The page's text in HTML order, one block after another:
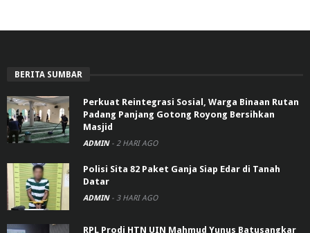
BERITA SUMBAR
Perkuat Reintegrasi Sosial, Warga Binaan Rutan
Padang Panjang Gotong Royong Bersihkan
Masjid
ADMIN - 2 HARI AGO
Polisi Sita 82 Paket Ganja Siap Edar di Tanah
Datar
ADMIN - 3 HARI AGO
RPL Prodi HTN UIN Mahmud Yunus Batusangkar